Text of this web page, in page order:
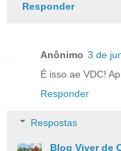
Responder
Anônimo 3 de
É isso ae VDC!
Responder
Respostas
Blog Viver de